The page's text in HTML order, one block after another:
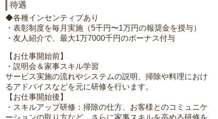
待遇
◆各種インセンティブあり
・表彰制度を毎月実施（5千円〜1万円の報奨金を授与）
・友人紹介で、最大1万7000千円のボーナス付与
【お仕事開始前】
・説明会＆家事スキル学習
サービス実施の流れやシステムの説明、掃除や料理におけ
るアドバイスなどを元に研修を行います。
【お仕事開始後】
・スキルアップ研修：掃除の仕方、お客様とのコミュニケ